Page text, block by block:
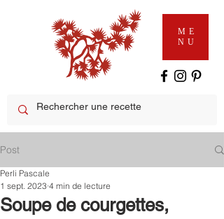
ME
NU
Post
Soupe de courgettes,
Perli Pascale
1 sept. 2023 4 min de lecture